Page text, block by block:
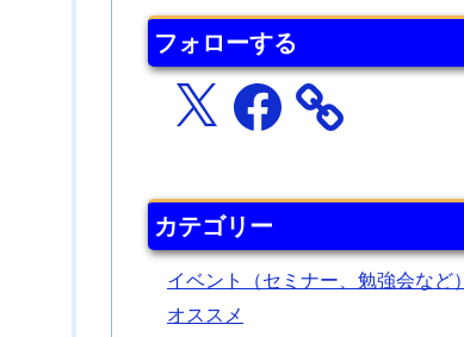
フォローする
X Facebook
カテゴリー
イベント（セミナー、勉強会など）
オススメ